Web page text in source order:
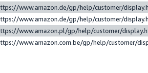
www.amazon.de/gp/help/customer/
www.amazon.de/gp/help/customer/
www.amazon.pl/gp/help/customer/
www.amazon.com.be/gp/help/customer/